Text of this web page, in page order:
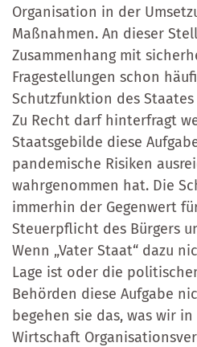
Organisation in der
Maßnahmen. An dieser
Zusammenhang mit
Fragestellungen schon
Schutzfunktion des
Zu Recht darf hinterfragt
Staatsgebilde diese
pandemische Risiken
wahrgenommen hat. Die
immerhin der Gegenwert
Steuerpflicht des Bürgers
Wenn „Vater Staat“ dazu
Lage ist oder die
Behörden diese Aufgabe
begehen sie das, was wir
Wirtschaft